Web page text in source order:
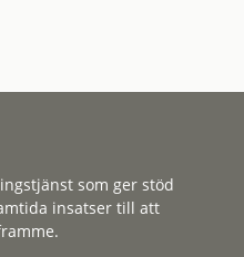
som ger stöd
insatser till att